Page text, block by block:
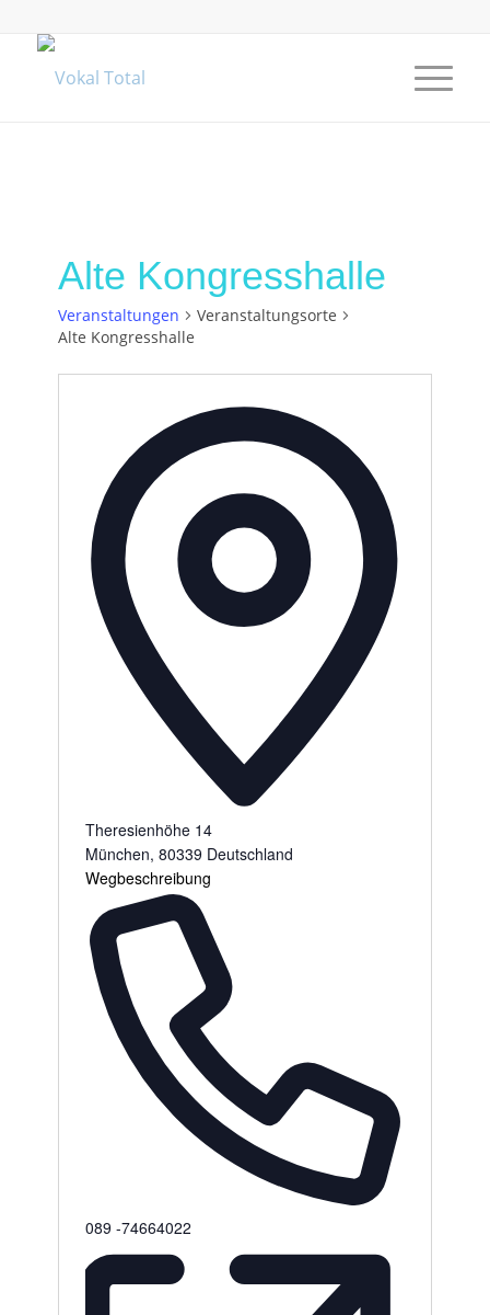
Alte Kongresshalle
Veranstaltungen
Veranstaltungsorte
Alte Kongresshalle
Theresienhöhe 14
München, 80339 Deutschland
Wegbeschreibung
089 -74664022